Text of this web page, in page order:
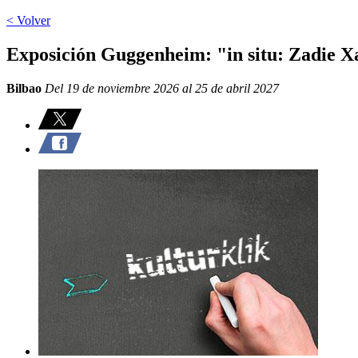
< Volver
Exposición Guggenheim: "in situ: Zadie
Bilbao Del 19 de noviembre 2026 al 25 de abril 2027